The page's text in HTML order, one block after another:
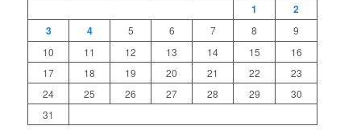
1
2
3
4 5 6 7 8
9
10
11 12 13 14 15
16
17
18 19 20 21 22
23
24
25 26 27 28 29
30
31